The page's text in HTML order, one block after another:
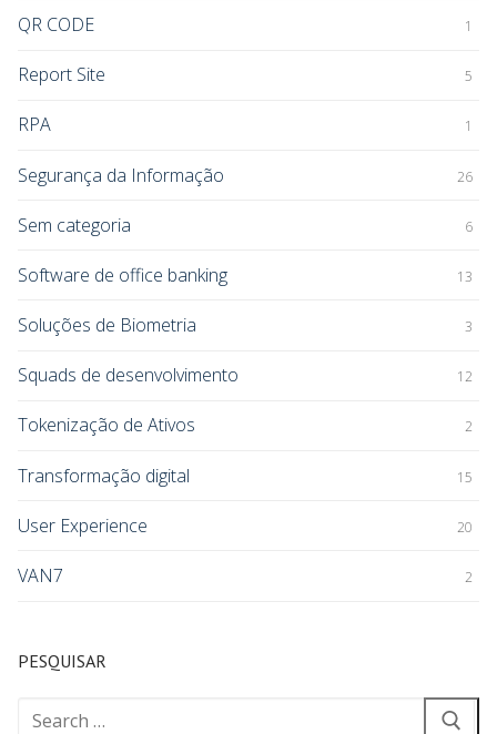
QR CODE 1
Report Site 5
RPA 1
Segurança da Informação 26
Sem categoria 6
Software de office banking 13
Soluções de Biometria 3
Squads de desenvolvimento 12
Tokenização de Ativos 2
Transformação digital 15
User Experience 20
VAN7 2
PESQUISAR